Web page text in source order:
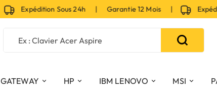
Expédition Sous 24h | Garantie 12 Mois |
GATEWAY HP IBM LENOVO MSI